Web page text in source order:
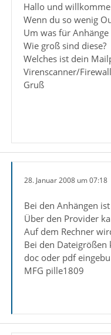
Hallo und
Wenn du so wenig
Um was für Anhänge
Wie groß sind diese?
Welches ist dein
Virenscanner/
Gruß
28. Januar 2008 um 07:18
Bei den Anhängen
Über den Provider
Auf dem Rechner
Bei den Dateigrößen
doc oder pdf
MFG pille1809